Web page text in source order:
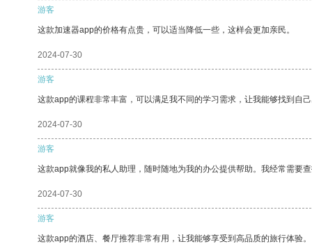
游客
这款加速器app的价格有点贵，可以适当降低一些，这样会更加亲民。
2024-07-30
游客
这款app的课程非常丰富，可以满足我不同的学习需求，让我能够找到自
2024-07-30
游客
这款app就像我的私人助理，随时随地为我的办公提供帮助。我经常需要
2024-07-30
游客
这款app的酒店、餐厅推荐非常有用，让我能够享受到高品质的旅行体验。